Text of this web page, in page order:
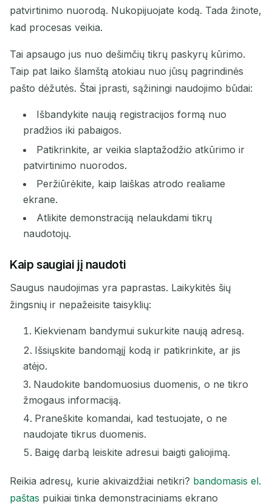
patvirtinimo nuorodą. Nukopijuojate kodą. Tada žinote,
kad procesas veikia.
Tai apsaugo jus nuo dešimčių tikrų paskyrų kūrimo.
Taip pat laiko šlamštą atokiau nuo jūsų pagrindinės
pašto dėžutės. Štai įprasti, sąžiningi naudojimo būdai:
Išbandykite naują registracijos formą nuo
pradžios iki pabaigos.
Patikrinkite, ar veikia slaptažodžio atkūrimo ir
patvirtinimo nuorodos.
Peržiūrėkite, kaip laiškas atrodo realiame
ekrane.
Atlikite demonstraciją nelaukdami tikrų
naudotojų.
Kaip saugiai jį naudoti
Saugus naudojimas yra paprastas. Laikykitės šių
žingsnių ir nepažeisite taisyklių:
Kiekvienam bandymui sukurkite naują adresą.
Išsiųskite bandomąjį kodą ir patikrinkite, ar jis
atėjo.
Naudokite bandomuosius duomenis, o ne tikro
žmogaus informaciją.
Praneškite komandai, kad testuojate, o ne
naudojate tikrus duomenis.
Baigę darbą leiskite adresui baigti galiojimą.
Reikia adresų, kurie akivaizdžiai netikri? bandomasis el.
paštas puikiai tinka demonstraciniams ekrano